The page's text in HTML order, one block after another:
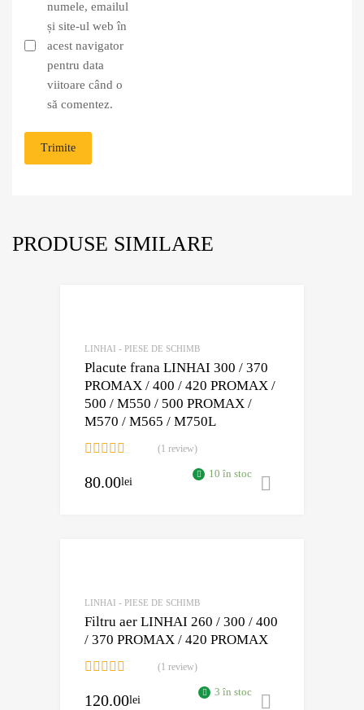
numele, emailul
și site-ul web în
acest navigator
pentru data
viitoare când o
să comentez.
PRODUSE SIMILARE
LINHAI - PIESE DE SCHIMB
Placute frana LINHAI 300 / 370
PROMAX / 400 / 420 PROMAX /
500 / M550 / 500 PROMAX /
M570 / M565 / M750L
5.00din 5
(1 review)
80.00lei
10 în stoc
LINHAI - PIESE DE SCHIMB
Filtru aer LINHAI 260 / 300 / 400
/ 370 PROMAX / 420 PROMAX
5.00din 5
(1 review)
120.00lei
3 în stoc